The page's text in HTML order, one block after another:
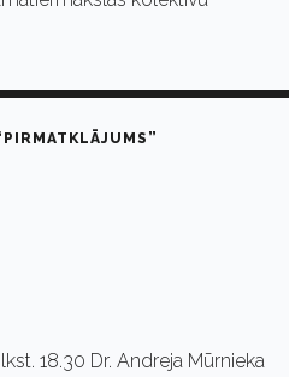
18.30 Dr. Andreja Mūrnieka